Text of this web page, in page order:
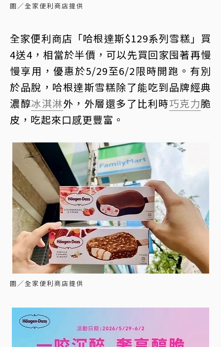
圖／全家便利商店提供
全家便利商店「哈根達斯$129系列雪糕」買
4送4，相當於半價，可以先買回家囤著再慢
慢享用，優惠於5/29至6/2限時開跑。有別
於品脫，哈根達斯雪糕除了能吃到品牌經典
濃醇冰淇淋外，外層還多了比利時巧克力脆
皮，吃起來口感更豐富。
圖／全家便利商店提供